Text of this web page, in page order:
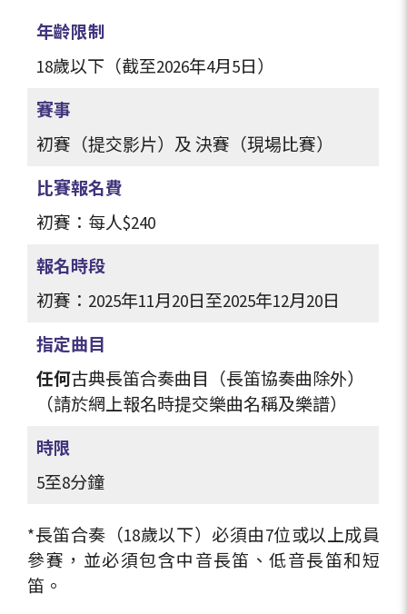
年齡限制
18歲以下（截至2026年4月5日）
賽事
初賽（提交影片）及 決賽（現場比賽）
比賽報名費
初賽：每人$240
報名時段
初賽：2025年11月20日至2025年12月20日
指定曲目
任何古典長笛合奏曲目（長笛協奏曲除外）
（請於網上報名時提交樂曲名稱及樂譜）
時限
5至8分鐘
*長笛合奏（18歲以下）必須由7位或以上成員
參賽，並必須包含中音長笛、低音長笛和短
笛。